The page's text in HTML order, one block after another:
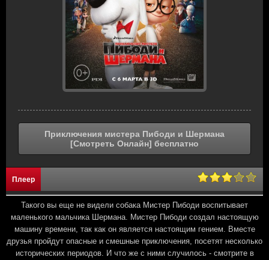
Приключения мистера Пибоди и Шермана
[Смотреть Онлайн] бесплатно
Плеер
Такого вы еще не видели собака Мистер Пибоди воспитывает
маленького мальчика Шермана. Мистер Пибоди создал настоящую
машину времени, так как он является настоящим гением. Вместе
друзья пройдут опасные и смешные приключения, посетят несколько
исторических периодов. И что же с ними случилось - смотрите в